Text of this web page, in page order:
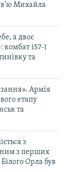
Михайла
а двоє
комбат 157-ї
та
Армія
етапу
та
з
з перших
Орла був